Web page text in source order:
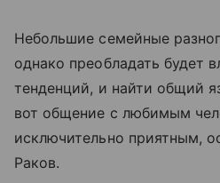
Небольшие семейные
однако преобладать будет
тенденций, и найти общий
вот общение с любимым
исключительно приятным,
Раков.